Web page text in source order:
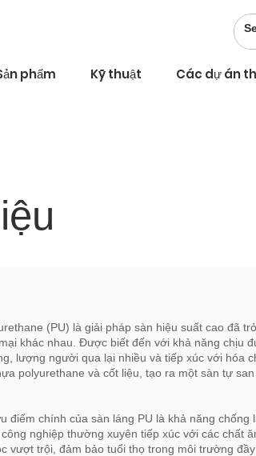
phẩm Kỹ thuật Các dự án
(PU) là giải pháp sàn hiệu suất cao đã
khác nhau. Được biết đến với khả năng chịu
lượng người qua lại nhiều và tiếp xúc với hóa
polyurethane và cốt liệu, tạo ra một sàn tự
điểm chính của sàn láng PU là khả năng
nghiệp thường xuyên tiếp xúc với các chất
vượt trội, đảm bảo tuổi thọ trong môi trường đầy